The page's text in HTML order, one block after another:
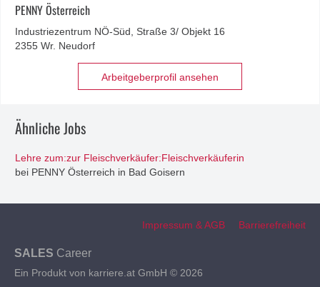
PENNY Österreich
Industriezentrum NÖ-Süd, Straße 3/ Objekt 16
2355 Wr. Neudorf
Arbeitgeberprofil ansehen
Ähnliche Jobs
Lehre zum:zur Fleischverkäufer:Fleischverkäuferin
bei PENNY Österreich in Bad Goisern
Impressum & AGB Barrierefreiheit
SALES Career
Ein Produkt von karriere.at GmbH © 2026